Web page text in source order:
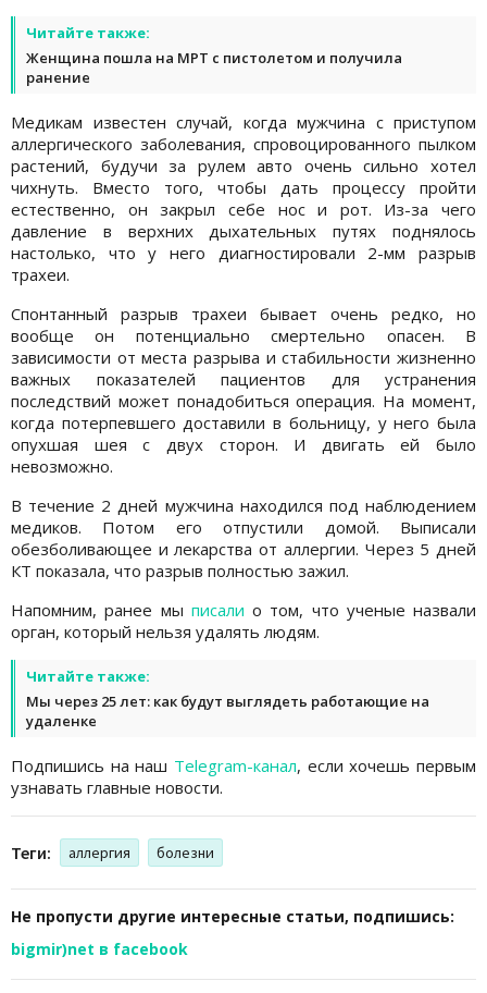
Читайте также:
Женщина пошла на МРТ с пистолетом и получила
ранение
Медикам известен случай, когда мужчина с приступом
аллергического заболевания, спровоцированного пылком
растений, будучи за рулем авто очень сильно хотел
чихнуть. Вместо того, чтобы дать процессу пройти
естественно, он закрыл себе нос и рот. Из-за чего
давление в верхних дыхательных путях поднялось
настолько, что у него диагностировали 2-мм разрыв
трахеи.
Спонтанный разрыв трахеи бывает очень редко, но
вообще он потенциально смертельно опасен. В
зависимости от места разрыва и стабильности жизненно
важных показателей пациентов для устранения
последствий может понадобиться операция. На момент,
когда потерпевшего доставили в больницу, у него была
опухшая шея с двух сторон. И двигать ей было
невозможно.
В течение 2 дней мужчина находился под наблюдением
медиков. Потом его отпустили домой. Выписали
обезболивающее и лекарства от аллергии. Через 5 дней
КТ показала, что разрыв полностью зажил.
Напомним, ранее мы писали о том, что ученые назвали
орган, который нельзя удалять людям.
Читайте также:
Мы через 25 лет: как будут выглядеть работающие на
удаленке
Подпишись на наш Telegram-канал, если хочешь первым
узнавать главные новости.
Теги: аллергия болезни
Не пропусти другие интересные статьи, подпишись:
bigmir)net в facebook